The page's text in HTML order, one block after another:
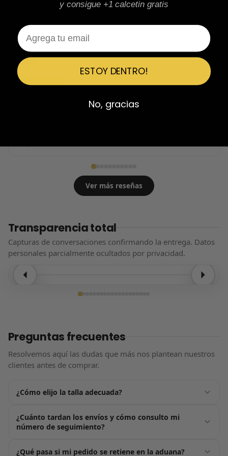
Ver 3 reseñas más de Javier
EV Emiliano Vega
Reseña en Trustpilot
★
Calidad brutal, zapatillas impolutas sin ningún rasguño, la caja
Ver más reseñas
Transparencia total
Capturas de conversaciones confirmando la entrega. Datos
personales parcialmente ocultados por privacidad.
Preguntas frecuentes
Resolvemos aquí las dudas que más nos plantean nuestros
clientes antes de comprar.
¿Cómo elijo la talla adecuada?
guía de tallas, pensada para ayudarte a acertar a la
primera. Por lo general, nuestros productos tallan de forma
¿Cuánto tardan los envíos y cómo consulto mi
número de seguimiento?
¿Qué pasa si mi pedido se retiene en la aduana?
y consigue +1 calcetin gratis
Email
ESTOY DENTRO!
No, gracias